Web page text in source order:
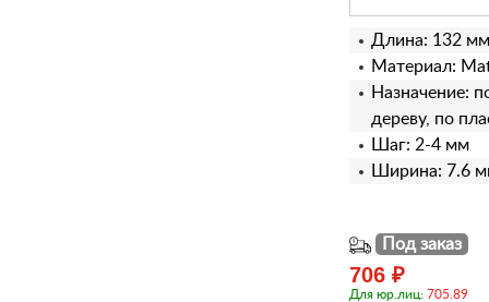
Длина: 132 мм
Материал:
Назначение:
дереву, по
Шаг: 2-4 мм
Ширина: 7.6
Под заказ
706 ₽
Для юр.лиц: 705.89